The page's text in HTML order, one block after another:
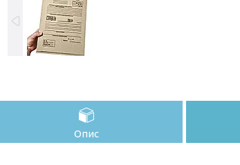
Опис